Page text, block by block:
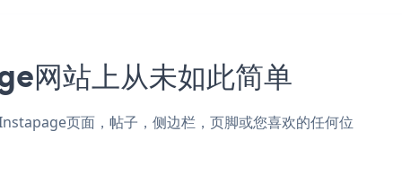
站上从未如此简单
页面，帖子，侧边栏，页脚或您喜欢的任何位